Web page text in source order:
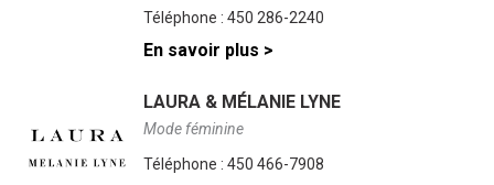
Téléphone : 450 286-2240
En savoir plus >
LAURA & MÉLANIE LYNE
Mode féminine
Téléphone : 450 466-7908